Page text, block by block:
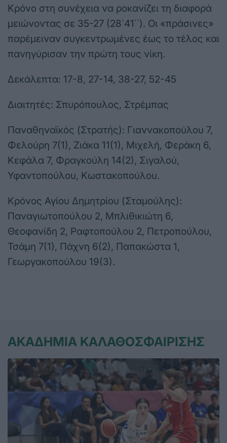
Κρόνο στη συνέχεια να ροκανίζει τη διαφορά
μειώνοντας σε 35-27 (28΄41΄΄). Οι «πράσινες»
παρέμειναν συγκεντρωμένες έως το τέλος και
πανηγύρισαν την πρώτη τους νίκη.
Δεκάλεπτα: 17-8, 27-14, 38-27, 52-45
Διαιτητές: Σπυρόπουλος, Στρέμπας
Παναθηναϊκός (Στρατής): Γιαννακοπούλου 7,
Φελούρη 7(1), Ζιάκα 11(1), Μιχελή, Φεράκη 6,
Κεφάλα 7, Φραγκούλη 14(2), Σιγαλού,
Υφαντοπούλου, Κωστακοπούλου.
Κρόνος Αγίου Δημητρίου (Σταμούλης):
Παναγιωτοπούλου 2, Μπλιθικιώτη 6,
Θεοφανίδη 2, Ραφτοπούλου 2, Πετροπούλου,
Τσάμη 7(1), Πάχνη 6(2), Παπακώστα 1,
Γεωργακοπούλου 19(3).
ΑΚΑΔΗΜΙΑ ΚΑΛΑΘΟΣΦΑΙΡΙΣΗΣ